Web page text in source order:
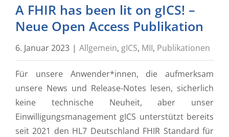
A FHIR has been lit on gICS! –
Neue Open Access Publikation
6. Januar 2023 | Allgemein, gICS, MII, Publikationen
Für unsere Anwender*innen, die aufmerksam
unsere News und Release-Notes lesen, sicherlich
keine technische Neuheit, aber unser
Einwilligungsmanagement gICS unterstützt bereits
seit 2021 den HL7 Deutschland FHIR Standard für